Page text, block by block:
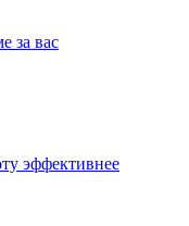
за вас
эффективнее